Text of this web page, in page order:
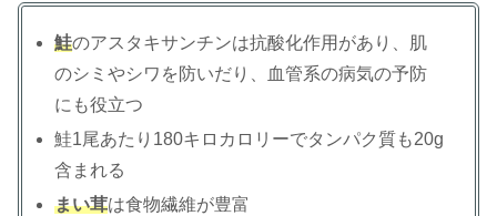
鮭のアスタキサンチンは抗酸化作用があり、肌
のシミやシワを防いだり、血管系の病気の予防
にも役立つ
鮭1尾あたり180キロカロリーでタンパク質も20g
含まれる
まい茸は食物繊維が豊富